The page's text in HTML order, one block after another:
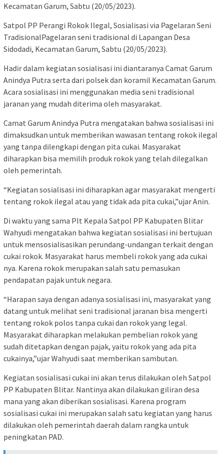
Kecamatan Garum, Sabtu (20/05/2023).
Satpol PP Perangi Rokok Ilegal, Sosialisasi via Pagelaran Seni
TradisionalPagelaran seni tradisional di Lapangan Desa
Sidodadi, Kecamatan Garum, Sabtu (20/05/2023).
Hadir dalam kegiatan sosialisasi ini diantaranya Camat Garum
Anindya Putra serta dari polsek dan koramil Kecamatan Garum.
Acara sosialisasi ini menggunakan media seni tradisional
jaranan yang mudah diterima oleh masyarakat.
Camat Garum Anindya Putra mengatakan bahwa sosialisasi ini
dimaksudkan untuk memberikan wawasan tentang rokok ilegal
yang tanpa dilengkapi dengan pita cukai. Masyarakat
diharapkan bisa memilih produk rokok yang telah dilegalkan
oleh pemerintah.
“Kegiatan sosialisasi ini diharapkan agar masyarakat mengerti
tentang rokok ilegal atau yang tidak ada pita cukai,”ujar Anin.
Di waktu yang sama Plt Kepala Satpol PP Kabupaten Blitar
Wahyudi mengatakan bahwa kegiatan sosialisasi ini bertujuan
untuk mensosialisasikan perundang-undangan terkait dengan
cukai rokok. Masyarakat harus membeli rokok yang ada cukai
nya. Karena rokok merupakan salah satu pemasukan
pendapatan pajak untuk negara.
“Harapan saya dengan adanya sosialisasi ini, masyarakat yang
datang untuk melihat seni tradisional jaranan bisa mengerti
tentang rokok polos tanpa cukai dan rokok yang legal.
Masyarakat diharapkan melakukan pembelian rokok yang
sudah ditetapkan dengan pajak, yaitu rokok yang ada pita
cukainya,”ujar Wahyudi saat memberikan sambutan.
Kegiatan sosialisasi cukai ini akan terus dilakukan oleh Satpol
PP Kabupaten Blitar. Nantinya akan dilakukan giliran desa
mana yang akan diberikan sosialisasi. Karena program
sosialisasi cukai ini merupakan salah satu kegiatan yang harus
dilakukan oleh pemerintah daerah dalam rangka untuk
peningkatan PAD.